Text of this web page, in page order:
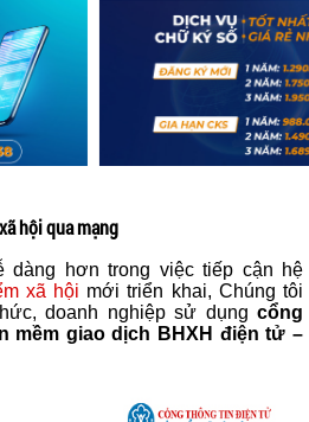
hội qua mạng
dàng hơn trong việc tiếp cận hệ
xã hội mới triển khai, Chúng tôi
doanh nghiệp sử dụng cổng
mềm giao dịch BHXH điện tử –